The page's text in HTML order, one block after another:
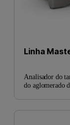
Linha
Analisador do
do aglomerado